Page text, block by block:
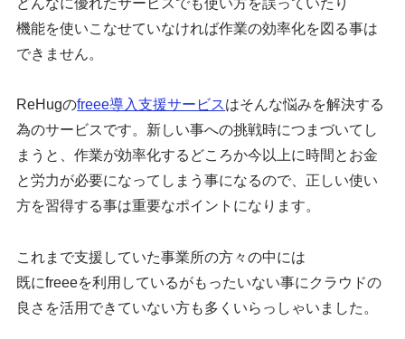
機能を使いこなせていなければ作業の効率化を図る事は
できません。
ReHugのfreee導入支援サービスはそんな悩みを解決する
為のサービスです。新しい事への挑戦時につまづいてし
まうと、作業が効率化するどころか今以上に時間とお金
と労力が必要になってしまう事になるので、正しい使い
方を習得する事は重要なポイントになります。
これまで支援していた事業所の方々の中には
既にfreeeを利用しているがもったいない事にクラウドの
良さを活用できていない方も多くいらっしゃいました。